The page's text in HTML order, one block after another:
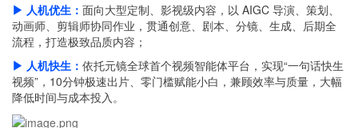
▶ 人机优生： 面向大型定制、影视级内容，以 AIGC 导演、策划、
动画师、剪辑师协同作业，贯通创意、剧本、分镜、生成、后期全
流程，打造极致品质内容；
▶ 人机快生： 依托元镜全球首个视频智能体平台，实现“一句话快生
视频”，10分钟极速出片、零门槛赋能小白，兼顾效率与质量，大幅
降低时间与成本投入。